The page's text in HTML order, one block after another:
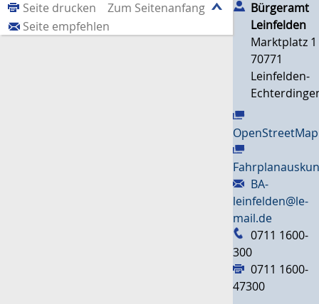
Zum Seitenanfang
Seite drucken
Seite empfehlen
Bürgeramt
Leinfelden
Marktplatz 1
70771
Leinfelden-
OpenStreetMap
BA-
leinfelden@le-
mail.de
0711 1600-
300
0711 1600-
47300